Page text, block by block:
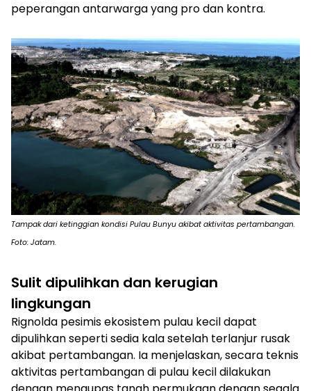
peperangan antarwarga yang pro dan kontra.
Tampak dari ketinggian kondisi Pulau Bunyu akibat aktivitas pertambangan.
Foto: Jatam.
Sulit dipulihkan dan kerugian
lingkungan
Rignolda pesimis ekosistem pulau kecil dapat
dipulihkan seperti sedia kala setelah terlanjur rusak
akibat pertambangan. Ia menjelaskan, secara teknis
aktivitas pertambangan di pulau kecil dilakukan